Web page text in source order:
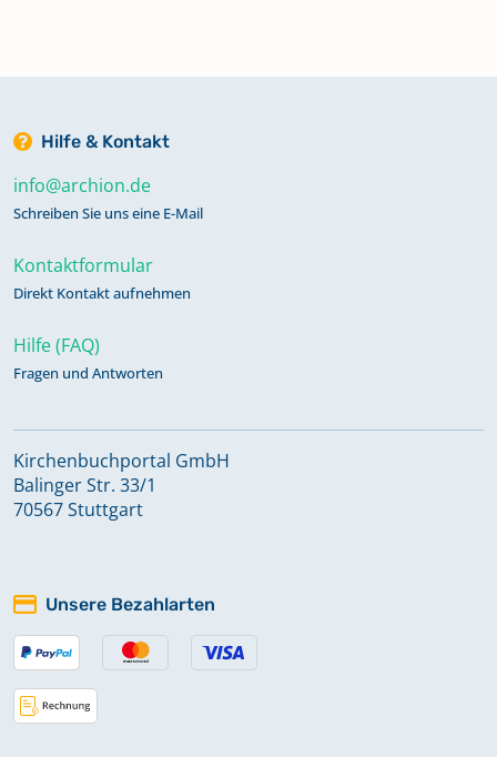
Keine verfügbaren Digitalisate
Abendmahl 1918 - 1927
Keine verfügbaren Digitalisate
Keine verfügbaren Digitalisate
Abendmahl 1957 - 1990
Alphabetisches Register zu
Bestattungen 1857 - 1892
Alphabetisches Register zu Taufen
Hilfe & Kontakt
info@archion.de
Schreiben Sie uns eine E-Mail
Kontaktformular
Direkt Kontakt aufnehmen
Hilfe (FAQ)
Fragen und Antworten
Kirchenbuchportal GmbH
Balinger Str. 33/1
70567 Stuttgart
Unsere Bezahlarten